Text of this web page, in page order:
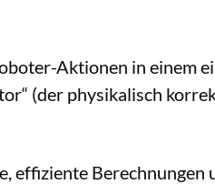
Aktionen in einem
(der physikalisch
effiziente Berechnungen